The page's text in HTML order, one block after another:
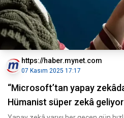
https://haber.mynet.com
07 Kasım 2025 17:17
“Microsoft’tan yapay
Hümanist süper zekâ